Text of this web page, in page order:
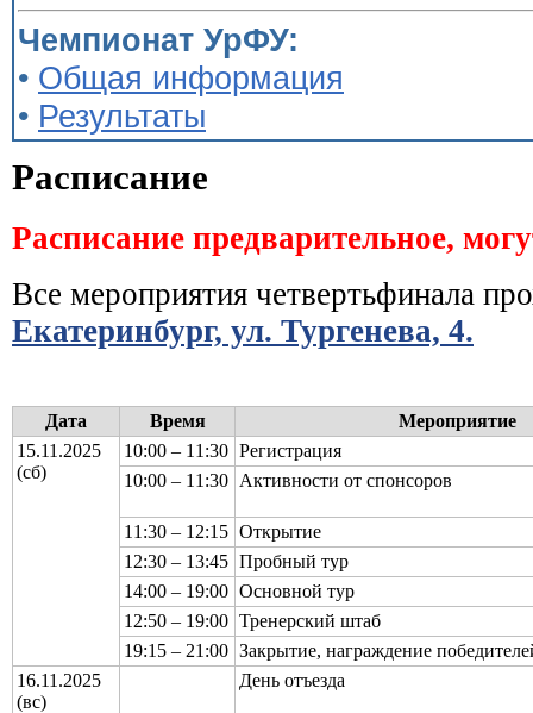
Чемпионат УрФУ:
• Общая информация
• Результаты
Расписание
Расписание предварительное,
Все мероприятия четвертьфинала
Екатеринбург, ул. Тургенева, 4.
Дата Время
Мероприятие
15.11.2025
(сб)
10:00 – 11:30 Регистрация
10:00 – 11:30 Активности от спонсоров
11:30 – 12:15 Открытие
12:30 – 13:45 Пробный тур
14:00 – 19:00 Основной тур
12:50 – 19:00 Тренерский штаб
19:15 – 21:00 Закрытие, награждение
16.11.2025
(вс)
День отъезда